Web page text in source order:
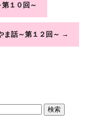
１０回～
ま話～第１２回～ →